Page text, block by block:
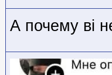
А почему вi